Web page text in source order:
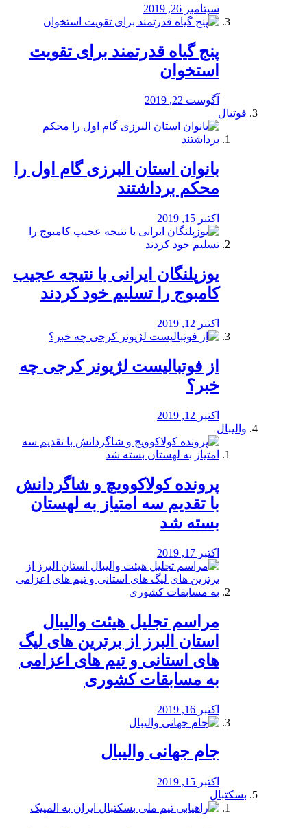
سپتامبر 26, 2019
پنج گیاه قدرتمند برای تقویت
استخوان
آگوست 22, 2019
فوتبال
بانوان استان البرزی گام اول را
محكم برداشتند
اکتبر 15, 2019
یوزپلنگان ایرانی با نتیجه عجیب
کامبوج را تسلیم خود کردند
اکتبر 12, 2019
از فوتبالیست لژیونر کرجی چه
خبر؟
اکتبر 12, 2019
والیبال
پرونده کولاکوویچ و شاگردانش
با تقدیم سه امتیاز به لهستان
بسته شد
اکتبر 17, 2019
مراسم تجلیل هیئت والیبال
استان البرز از برترین های لیگ
های استانی و تیم های اعزامی
به مسابقات کشوری
اکتبر 16, 2019
جام جهانی والیبال
اکتبر 15, 2019
بسکتبال